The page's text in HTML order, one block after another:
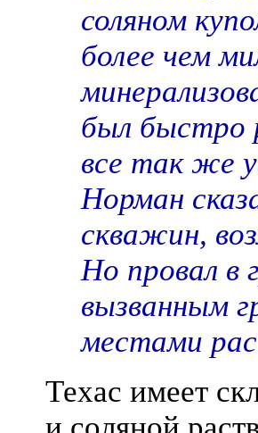
соляном
более чем
был быстро
все так же
Норман
скважин,
Но провал
вызванным
местами
Техас имеет